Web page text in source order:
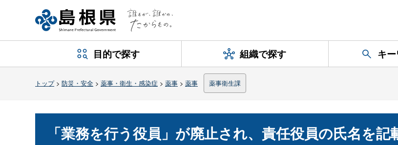
目的で探す 組織で探す キ
トップ> 防災・安全 > 薬事・衛生・感染症 > 薬事 > 薬事 薬事衛生課
「業務を行う役員」が廃止され、責任役員の氏名を